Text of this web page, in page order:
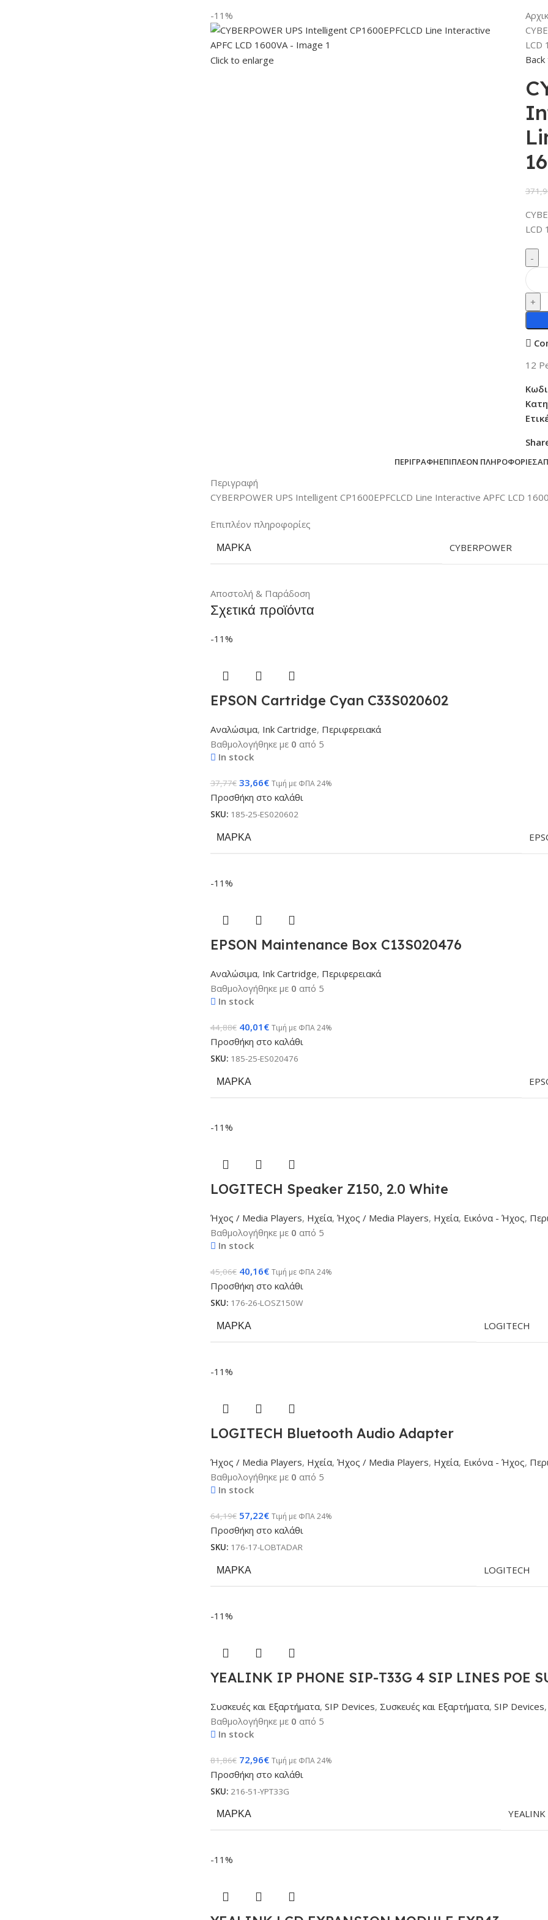
-11%
Click to enlarge
LCD
LCD
12
ΠΕΡΙΓΡΑΦΉΕΠΙΠΛΈΟΝ ΠΛΗΡΟΦΟΡΊΕΣ
Περιγραφή
CYBERPOWER UPS Intelligent CP1600EPFCLCD Line Interactive APFC LCD
Επιπλέον πληροφορίες
ΜΆΡΚΑ
CYBERPOWER
Αποστολή & Παράδοση
Σχετικά προϊόντα
-11%
EPSON Cartridge Cyan C33S020602
Αναλώσιμα, Ink Cartridge, Περιφερειακά
Βαθμολογήθηκε με 0 από 5
In stock
37,77€ 33,66€ Τιμή με ΦΠΑ 24%
Προσθήκη στο καλάθι
SKU: 185-25-ES020602
ΜΆΡΚΑ
-11%
EPSON Maintenance Box C13S020476
Αναλώσιμα, Ink Cartridge, Περιφερειακά
Βαθμολογήθηκε με 0 από 5
In stock
44,88€ 40,01 € Τιμή με ΦΠΑ 24%
Προσθήκη στο καλάθι
SKU: 185-25-ES020476
ΜΆΡΚΑ
-11%
LOGITECH Speaker Z150, 2.0 White
Ήχος / Media Players, Ηχεία, Ήχος / Media Players, Ηχεία, Εικόνα - Ήχος,
Βαθμολογήθηκε με 0 από 5
In stock
45,06€ 40,16€ Τιμή με ΦΠΑ 24%
Προσθήκη στο καλάθι
SKU: 176-26-LOSZ150W
ΜΆΡΚΑ LOGITECH
-11%
LOGITECH Bluetooth Audio Adapter
Ήχος / Media Players, Ηχεία, Ήχος / Media Players, Ηχεία, Εικόνα - Ήχος,
Βαθμολογήθηκε με 0 από 5
In stock
64,19€ 57,22€ Τιμή με ΦΠΑ 24%
Προσθήκη στο καλάθι
SKU: 176-17-LOBTADAR
ΜΆΡΚΑ LOGITECH
-11%
YEALINK IP PHONE SIP-T33G 4 SIP LINES POE
Συσκευές και Εξαρτήματα, SIP Devices, Συσκευές και Εξαρτήματα, SIP Devices,
Βαθμολογήθηκε με 0 από 5
In stock
81,86€ 72,96€ Τιμή με ΦΠΑ 24%
Προσθήκη στο καλάθι
SKU: 216-51-YPT33G
ΜΆΡΚΑ YEALINK
-11%